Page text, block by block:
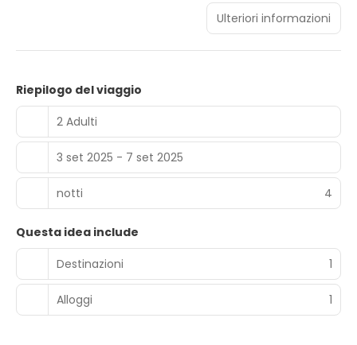
cibo e servizio di prima qualità, pacchetti vacanza all-
inclusive, connessione internet Wi-Fi e tutti i comfort che
ti faranno ricordare la tua vacanza con un sorriso per i
mesi a venire; tutto questo e molto altro si trova a soli
Ulteriori informazioni
Riepilogo del viaggio
2 Adulti
3 set 2025 - 7 set 2025
notti 4
Questa idea include
Destinazioni
1
Alloggi 1